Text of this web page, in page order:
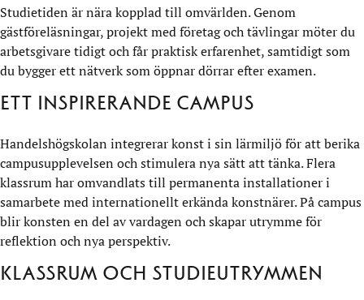
Studietiden är nära kopplad till omvärlden. Genom
gästföreläsningar, projekt med företag och tävlingar möter du
arbetsgivare tidigt och får praktisk erfarenhet, samtidigt som
du bygger ett nätverk som öppnar dörrar efter examen.
Ett inspirerande campus
Handelshögskolan integrerar konst i sin lärmiljö för att berika
campusupplevelsen och stimulera nya sätt att tänka. Flera
klassrum har omvandlats till permanenta installationer i
samarbete med internationellt erkända konstnärer. På campus
blir konsten en del av vardagen och skapar utrymme för
reflektion och nya perspektiv.
Klassrum och studieutrymmen